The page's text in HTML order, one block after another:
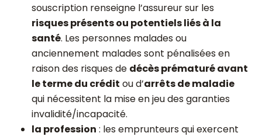
souscription renseigne l’assureur sur les
risques présents ou potentiels liés à la
santé. Les personnes malades ou
anciennement malades sont pénalisées en
raison des risques de décès prématuré avant
le terme du crédit ou d’arrêts de maladie
qui nécessitent la mise en jeu des garanties
invalidité/incapacité.
la profession : les emprunteurs qui exercent